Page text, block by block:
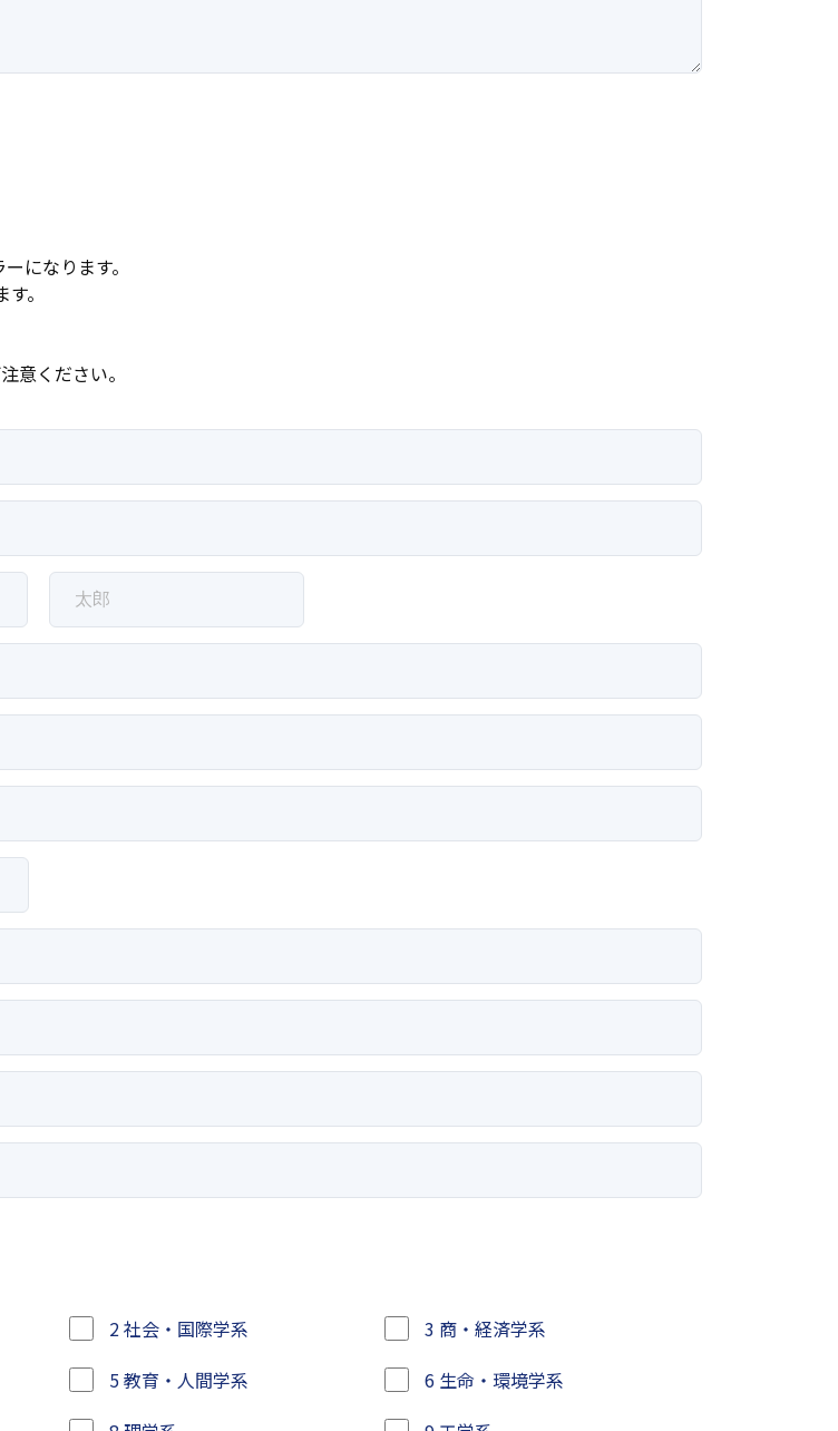
になります。
。
意ください。
2 社会・国際学系
3 商・経済学系
5 教育・人間学系
6 生命・環境学系